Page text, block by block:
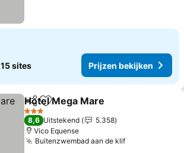
15 sites Prijzen bekijken
DelenToevoegen aan favorieten
Hotel Mega Mare
3 Sterren
8,6 Uitstekend
5.358
Vico Equense
Buitenzwembad aan de klifPrijzen